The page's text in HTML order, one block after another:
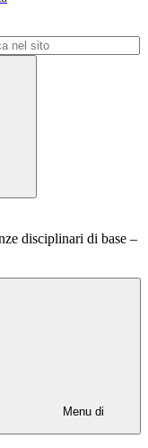
disciplinari di base –
Menu di